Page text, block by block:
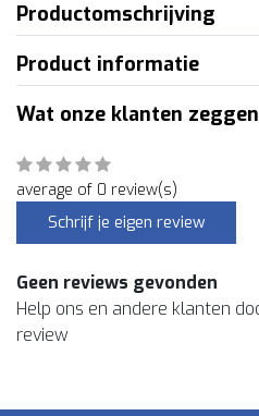
Productomschrijving
Product informatie
Wat onze klanten zeggen
average of 0 review(s)
Schrijf je eigen review
Geen reviews gevonden
Help ons en andere klanten
review